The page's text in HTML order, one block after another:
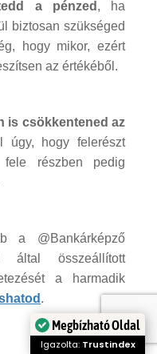
a pénzed , ha
biztosan szükséged
hogy mikor, ezért
az értékéből.
is csökkentened az
úgy, hogy felerészt
fele részben pedig
a @Bankárképző
által összeállított
a harmadik
.
Megbízható Oldal
Igazolta: Trustindex